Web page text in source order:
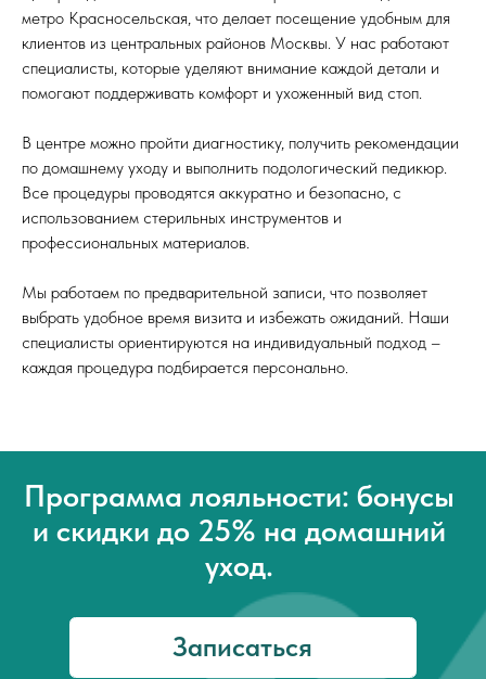
метро Красносельская, что делает посещение удобным для
клиентов из центральных районов Москвы. У нас работают
специалисты, которые уделяют внимание каждой детали и
помогают поддерживать комфорт и ухоженный вид стоп.
В центре можно пройти диагностику, получить рекомендации
по домашнему уходу и выполнить подологический педикюр.
Все процедуры проводятся аккуратно и безопасно, с
использованием стерильных инструментов и
профессиональных материалов.
Мы работаем по предварительной записи, что позволяет
выбрать удобное время визита и избежать ожиданий. Наши
специалисты ориентируются на индивидуальный подход –
каждая процедура подбирается персонально.
+7 (918) 011-75-11
ежедневно, 09:00–21:00
+7 (918) 143-48-91